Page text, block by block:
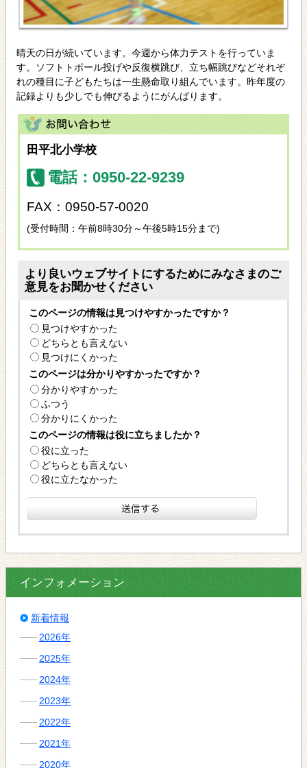
晴天の日が続いています。今週から体力テストを行っていま
す。ソフトトボール投げや反復横跳び、立ち幅跳びなどそれぞ
れの種目に子どもたちは一生懸命取り組んでいます。昨年度の
記録よりも少しでも伸びるようにがんばります。
田平北小学校
電話：0950-22-9239
FAX：0950-57-0020
(受付時間：午前8時30分～午後5時15分まで)
より良いウェブサイトにするためにみなさまのご
意見をお聞かせください
このページの情報は見つけやすかったですか？
見つけやすかった
どちらとも言えない
見つけにくかった
このページは分かりやすかったですか？
分かりやすかった
ふつう
分かりにくかった
このページの情報は役に立ちましたか？
役に立った
どちらとも言えない
役に立たなかった
インフォメーション
新着情報
2026年
2025年
2024年
2023年
2022年
2021年
2020年